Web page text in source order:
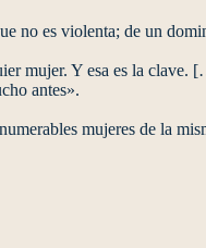
no es violenta; de un
mujer. Y esa es la clave.
antes».
mujeres de la